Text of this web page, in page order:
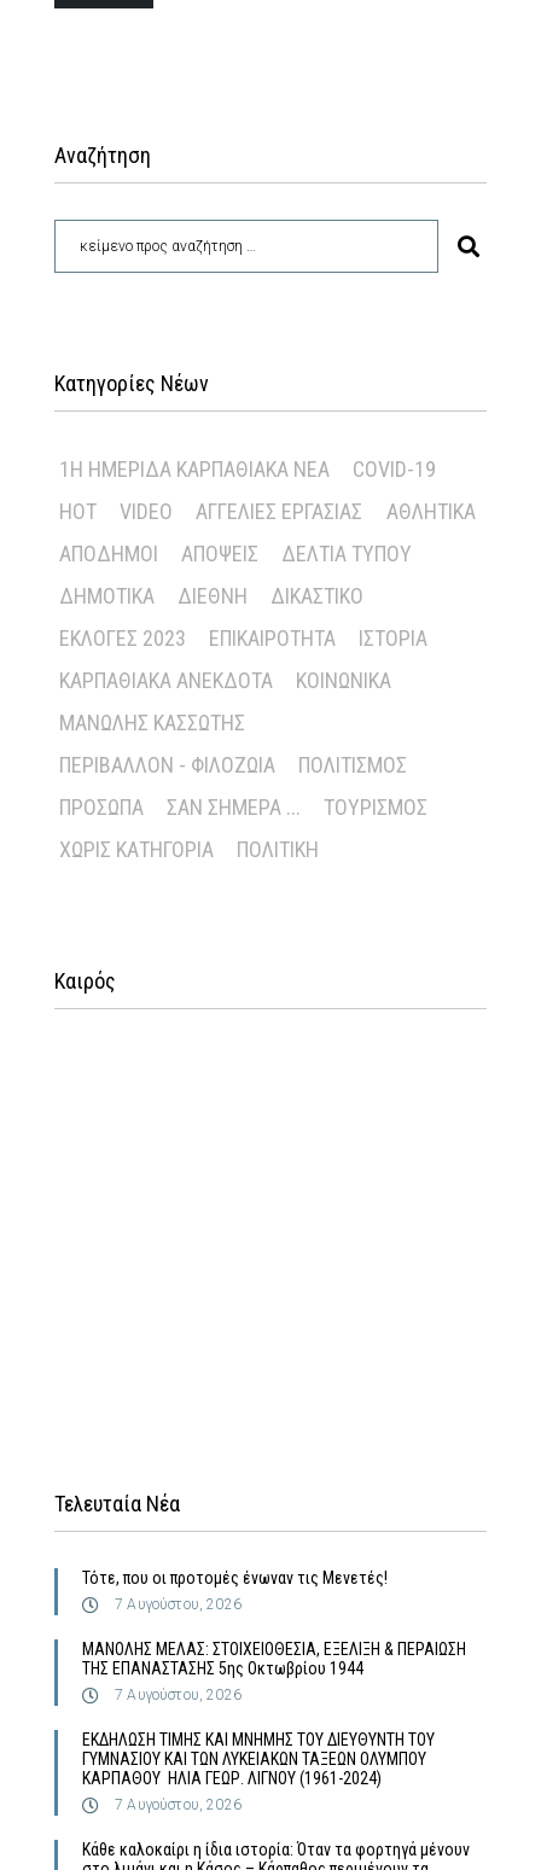
Αναζήτηση
Κατηγορίες Νέων
1Η ΗΜΕΡΊΔΑ ΚΑΡΠΑΘΙΑΚΆ ΝΈΑ
COVID-19
HOT
VIDEO ΑΓΓΕΛΊΕΣ ΕΡΓΑΣΊΑΣ
ΑΘΛΗΤΙΚΆ
ΑΠΌΔΗΜΟΙ
ΑΠΌΨΕΙΣ
ΔΕΛΤΊΑ ΤΎΠΟΥ
ΔΗΜΟΤΙΚΆ
ΔΙΕΘΝΉ
ΔΙΚΑΣΤΙΚΌ
ΕΚΛΟΓΈΣ 2023
ΕΠΙΚΑΙΡΌΤΗΤΑ
ΙΣΤΟΡΊΑ
ΚΑΡΠΑΘΙΑΚΆ ΑΝΈΚΔΟΤΑ
ΚΟΙΝΩΝΙΚΆ
ΜΑΝΏΛΗΣ ΚΑΣΣΏΤΗΣ
ΠΕΡΙΒΆΛΛΟΝ - ΦΙΛΟΖΩΊΑ
ΠΟΛΙΤΙΣΜΌΣ
ΠΡΌΣΩΠΑ
ΣΑΝ ΣΉΜΕΡΑ ...
ΤΟΥΡΙΣΜΌΣ
ΧΩΡΊΣ ΚΑΤΗΓΟΡΊΑ
ΠΟΛΙΤΙΚΉ
Καιρός
Τελευταία Νέα
Τότε, που οι προτομές ένωναν τις Μενετές!
7 Αυγούστου, 2026
MΑΝΟΛΗΣ ΜΕΛΑΣ: ΣΤΟΙΧΕΙΟΘΕΣΙΑ, ΕΞΕΛΙΞΗ & ΠΕΡΑΙΩΣΗ
ΤΗΣ ΕΠΑΝΑΣΤΑΣΗΣ 5ης Οκτωβρίου 1944
7 Αυγούστου, 2026
ΕΚΔΗΛΩΣΗ ΤΙΜΗΣ ΚΑΙ ΜΝΗΜΗΣ ΤΟΥ ΔΙΕΥΘΥΝΤΗ ΤΟΥ
ΓΥΜΝΑΣΙΟΥ ΚΑΙ ΤΩΝ ΛΥΚΕΙΑΚΩΝ ΤΑΞΕΩΝ ΟΛΥΜΠΟΥ
ΚΑΡΠΑΘΟΥ ΗΛΙΑ ΓΕΩΡ. ΛΙΓΝΟΥ (1961-2024)
7 Αυγούστου, 2026
Κάθε καλοκαίρι η ίδια ιστορία: Όταν τα φορτηγά μένουν